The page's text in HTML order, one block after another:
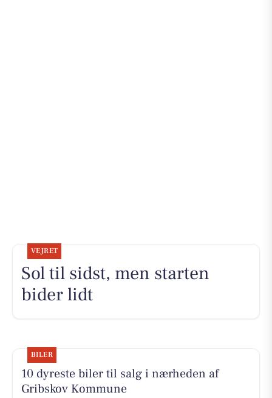
VEJRET
Sol til sidst, men starten
bider lidt
BILER
10 dyreste biler til salg i nærheden af
Gribskov Kommune